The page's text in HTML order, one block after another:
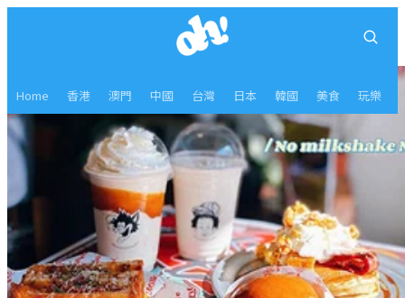
Home 香港 澳門 中國 台灣 日本 韓國 美食 玩樂